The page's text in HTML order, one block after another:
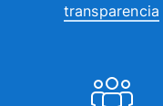
transparencia